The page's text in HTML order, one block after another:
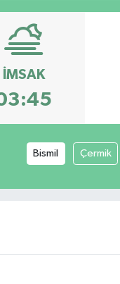
İMSAK
Bismil Çermik